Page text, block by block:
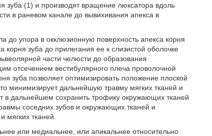
зуба (1) и производят вращение люксатора вдоль
в раневом канале до вывихивания апекса в
до упора в окклюзионную поверхность апекса корня
зуба до прилегания ее к слизистой оболочке
части челюсти до образования
отсечением вестибулярного плеча проволочной
зуба позволяет оптимизировать положение плоской
минимизирует дальнейшую травму мягких тканей и
в дальнейшем сохранить трофику окружающих тканей
соседних зубов и окружающих тканей и
тканей.
или медиальнее, или апикальнее относительно